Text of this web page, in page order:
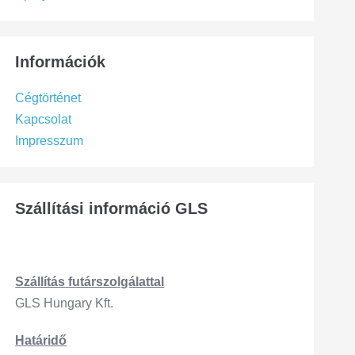
Információk
Cégtörténet
Kapcsolat
Impresszum
Szállítási információ GLS
Szállítás futárszo lgálattal
GLS Hungary Kft.
Határidő